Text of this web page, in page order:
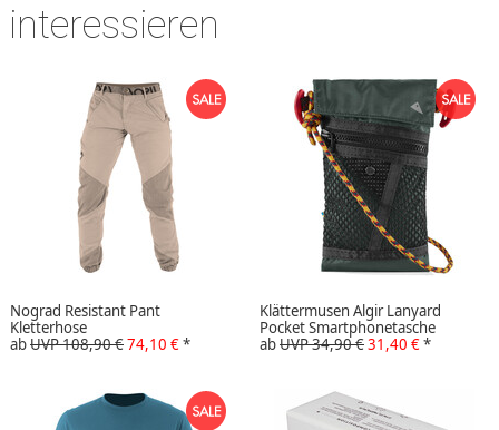
interessieren
Nograd Resistant Pant
Kletterhose
abUVP 108,90 €74,10 €*
Klättermusen Algir Lanyard
Pocket Smartphonetasche
abUVP 34,90 €31,40 €*